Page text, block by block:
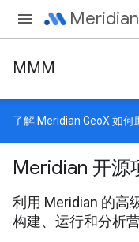
Meridian
MMM
了解 Meridian GeoX 如何
Meridian 开源
利用 Meridian 的高
构建、运行和分析